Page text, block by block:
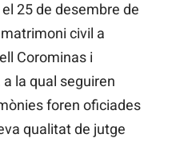
25 de desembre de
civil a
Corominas i
la qual seguiren
foren oficiades
qualitat de jutge